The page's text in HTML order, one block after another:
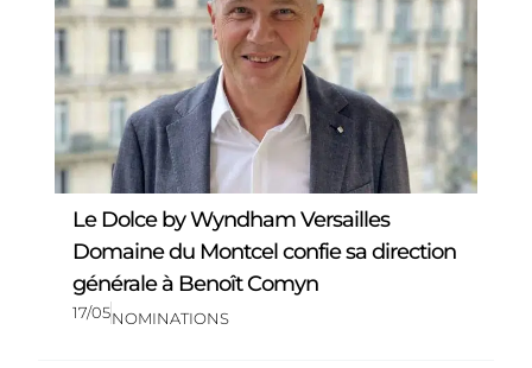
Le Dolce by Wyndham Versailles
Domaine du Montcel confie sa direction
générale à Benoît Comyn
17/05NOMINATIONS